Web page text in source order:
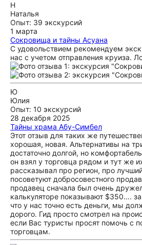
Н
Наталья
Опыт: 39 экскурсий
1 марта
Сокровища и тайны Асуана
С удовольствием рекомендуем
нас с учетом отправления круиза.
Ю
Юлия
Опыт: 10 экскурсий
28 декабря 2025
Тайны храма Абу-Симбел
Этот отзыв для таких же
хорошая, новая. Альтернативы на
достаточно долгой, но
он взял у торговца рядом и тут же
рассказывал про регион, про
посоветуют добросовестного
продавец сначала был очень
калькуляторе показывают $350….
что у нас точно есть деньги, мы
дорого. Гид просто смотрел на
если Вас туристы просят помочь с
торговцам.